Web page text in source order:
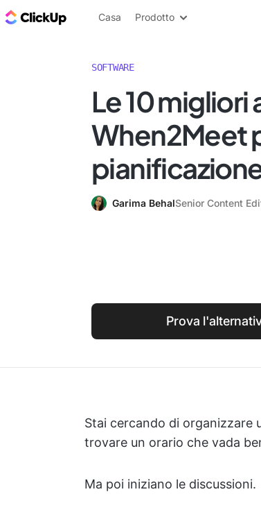
Blog di ClickUp
Casa Prodotto
SOFTWARE
Le 10
When2Meet
Garima BehalSenior Content
Prova
Stai cercando di organizzare
trovare un orario che vada
Ma poi iniziano le discussioni.